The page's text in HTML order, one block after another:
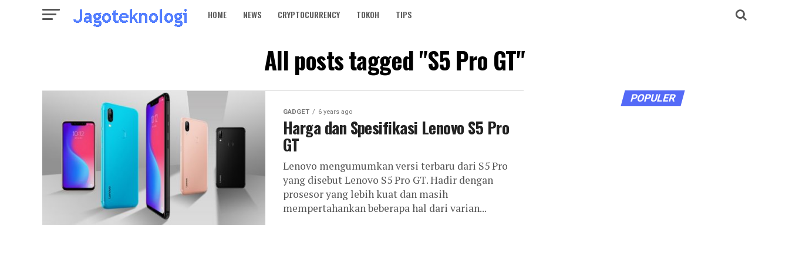
HOME NEWS CRYPTOCURRENCY TOKOH TIPS
All posts tagged "S5 Pro GT"
GADGET 6 years ago
Harga dan Spesifikasi Lenovo S5 Pro
GT
Lenovo mengumumkan versi terbaru dari S5 Pro
yang disebut Lenovo S5 Pro GT. Hadir dengan
prosesor yang lebih kuat dan masih
mempertahankan beberapa hal dari varian...
POPULER